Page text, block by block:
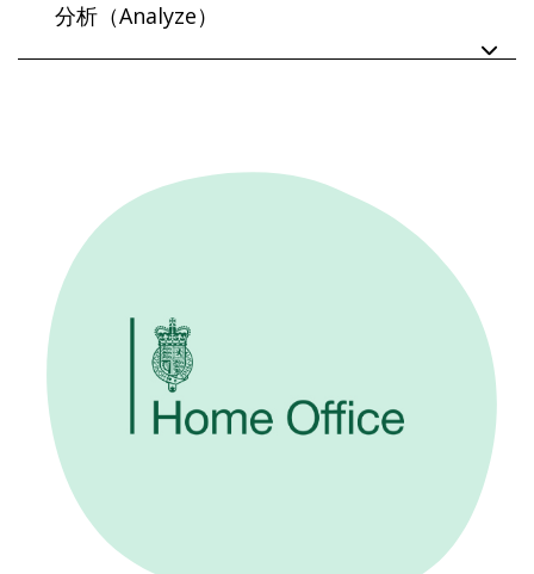
による先取りを無効化
セスを提供
詳しく知る
分析（Analyze）
信頼できるサーバーサイドデータによる深掘り
攻撃的なIP、データセンタートラフィック、滞
留する良性ボットをリアルタイムで検知・通知